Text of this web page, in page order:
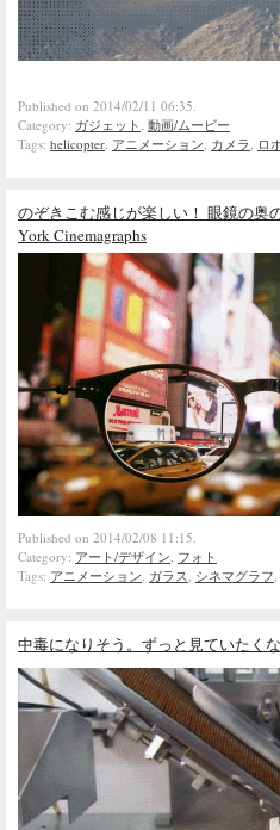
Published on 2014/02/11 06:35.
Category: ガジェット, 動画/ムービー
Tags: helicopter, アニメーション, カメラ, ロ
のぞきこむ感じが楽しい！ 眼鏡の奥
York Cinemagraphs
Published on 2014/02/08 11:15.
Category: アート/デザイン フォト
Tags: アニメーション ガラス シネマグラフ
中毒になりそう。ずっと見ていたく